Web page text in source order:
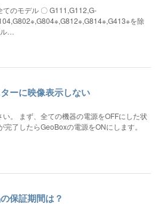
てのモデル 〇 G111,G112,G-
を除
…
ーに映像表示しない
。 まず、全ての機器の電源をOFFにした状
了したらGeoBoxの電源をONにします。
保証期間は？